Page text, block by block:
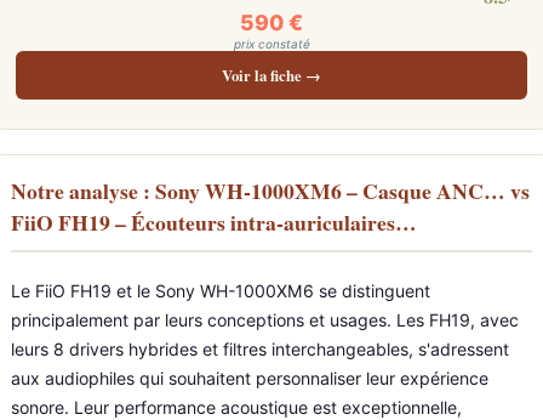
590 €
prix constaté
Voir la fiche →
Notre analyse : Sony WH-1000XM6 – Casque ANC… vs
FiiO FH19 – Écouteurs intra-auriculaires…
Le FiiO FH19 et le Sony WH-1000XM6 se distinguent
principalement par leurs conceptions et usages. Les FH19, avec
leurs 8 drivers hybrides et filtres interchangeables, s'adressent
aux audiophiles qui souhaitent personnaliser leur expérience
sonore. Leur performance acoustique est exceptionnelle,